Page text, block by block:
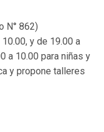
N° 862)
y de 19.00 a
a 10.00 para niñas y
y propone talleres